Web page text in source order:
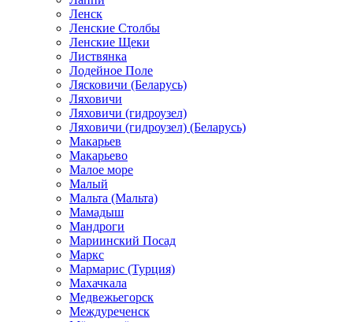
Ленск
Ленские Столбы
Ленские Щеки
Листвянка
Лодейное Поле
Лясковичи (Беларусь)
Ляховичи
Ляховичи (гидроузел)
Ляховичи (гидроузел) (Беларусь)
Макарьев
Макарьево
Малое море
Малый
Мальта (Мальта)
Мамадыш
Мандроги
Мариинский Посад
Маркс
Мармарис (Турция)
Махачкала
Медвежьегорск
Междуреченск